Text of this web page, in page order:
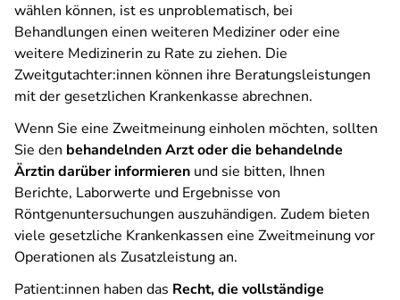
wählen können, ist es unproblematisch, bei
Behandlungen einen weiteren Mediziner oder eine
weitere Medizinerin zu Rate zu ziehen. Die
Zweitgutachter:innen können ihre Beratungsleistungen
mit der gesetzlichen Krankenkasse abrechnen.
Wenn Sie eine Zweitmeinung einholen möchten, sollten
Sie den behandelnden Arzt oder die behandelnde
Ärztin darüber informieren und sie bitten, Ihnen
Berichte, Laborwerte und Ergebnisse von
Röntgenuntersuchungen auszuhändigen. Zudem bieten
viele gesetzliche Krankenkassen eine Zweitmeinung vor
Operationen als Zusatzleistung an.
Patient:innen haben das Recht, die vollständige